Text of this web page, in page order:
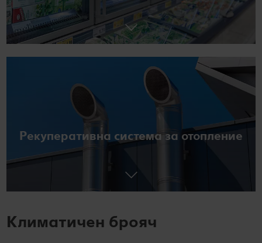
Рекуперативна система за отопление
Климатичен брояч